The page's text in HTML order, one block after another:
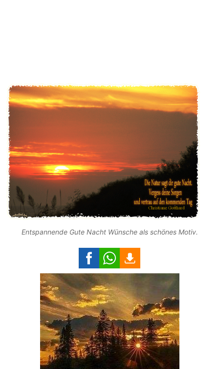
Entspannende Gute Nacht Wünsche als schönes Motiv.